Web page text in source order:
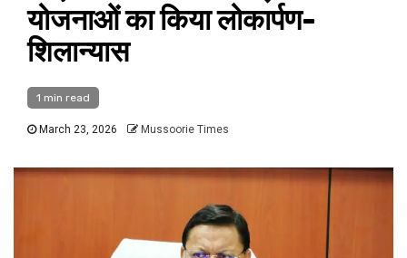
योजनाओं का किया लोकार्पण-
शिलान्यास
1 min read
March 23, 2026 Mussoorie Times